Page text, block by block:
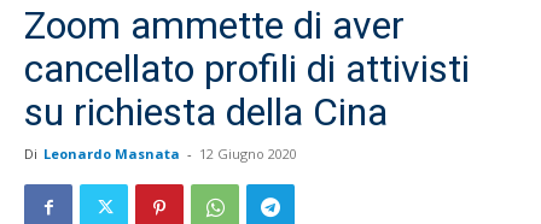
Zoom ammette di aver
cancellato profili di attivisti
su richiesta della Cina
Di Leonardo Masnata - 12 Giugno 2020